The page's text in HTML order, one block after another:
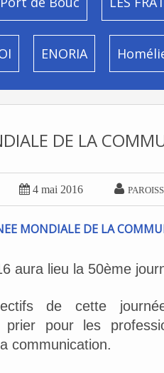
ENORIA
DE LA
 4 mai 2016 
aura lieu la 50ème
de cette
prier pour les
communication.